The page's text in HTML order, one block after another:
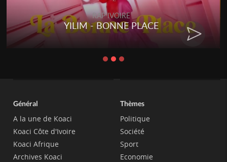
RAP IVOIRE
YILIM - BONNE PLACE
Général
A la une de Koaci
Koaci Côte d'Ivoire
Koaci Afrique
Archives Koaci
Thèmes
Politique
Société
Sport
Economie